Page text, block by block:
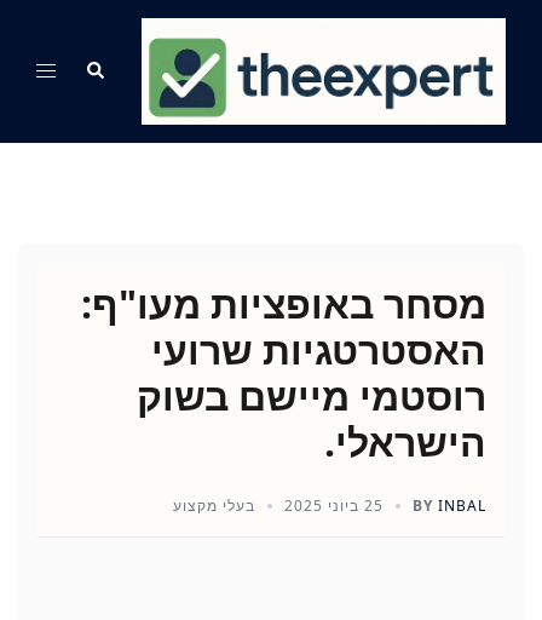
content
Search
Toggle
מסחר באופציות מעו"ף:
האסטרטגיות שרועי
רוסטמי מיישם בשוק
הישראלי.
BY INBAL 25 ביוני 2025 בעלי מקצוע